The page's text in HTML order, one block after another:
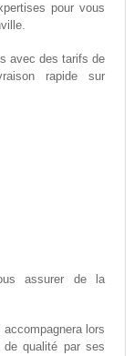
pour vous
avec des tarifs de
rapide sur
assurer de la
lors
qualité par ses